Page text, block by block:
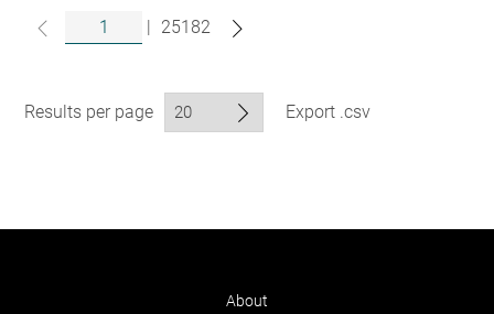
| 25182
Results per page Export .csv
About